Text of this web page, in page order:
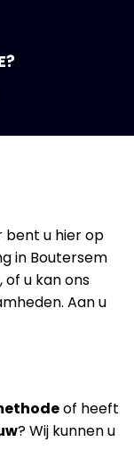
bent u hier op
in Boutersem
u kan ons
Aan u
of heeft
? Wij kunnen u